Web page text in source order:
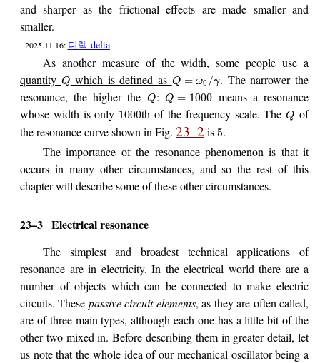
and sharper as the frictional effects are made smaller and
smaller.
2025.11.16: 디렉 delta
As another measure of the width, some people use a
quantity Q which is defined as Q = ω0 /γ. The narrower the
resonance, the higher the
Q: Q = 1000 means a resonance
whose width is only 1000th of the frequency scale. TheQ of
the resonance curve shown in Fig. 23–2 is 5.
The importance of the resonance phenomenon is that it
occurs in many other circumstances, and so the rest of this
chapter will describe some of these other circumstances.
23–3 Electrical resonance
The simplest and broadest technical applications of
resonance are in electricity. In the electrical world there are a
number of objects which can be connected to make electric
circuits. These passive circuit elements, as they are often called,
are of three main types, although each one has a little bit of the
other two mixed in. Before describing them in greater detail, let
us note that the whole idea of our mechanical oscillator being a